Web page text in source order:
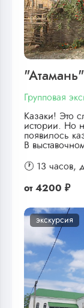
Групповая
Казаки! Это
истории. Но
появилось
В
🕐 13 часов,
от 4200 ₽
экскурсия